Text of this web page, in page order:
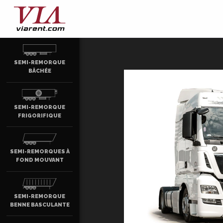
SEMI-REMORQUE
BÂCHÉE
SEMI-REMORQUE
FRIGORIFIQUE
SEMI-REMORQUES À
FOND MOUVANT
SEMI-REMORQUE
BENNE BASCULANTE